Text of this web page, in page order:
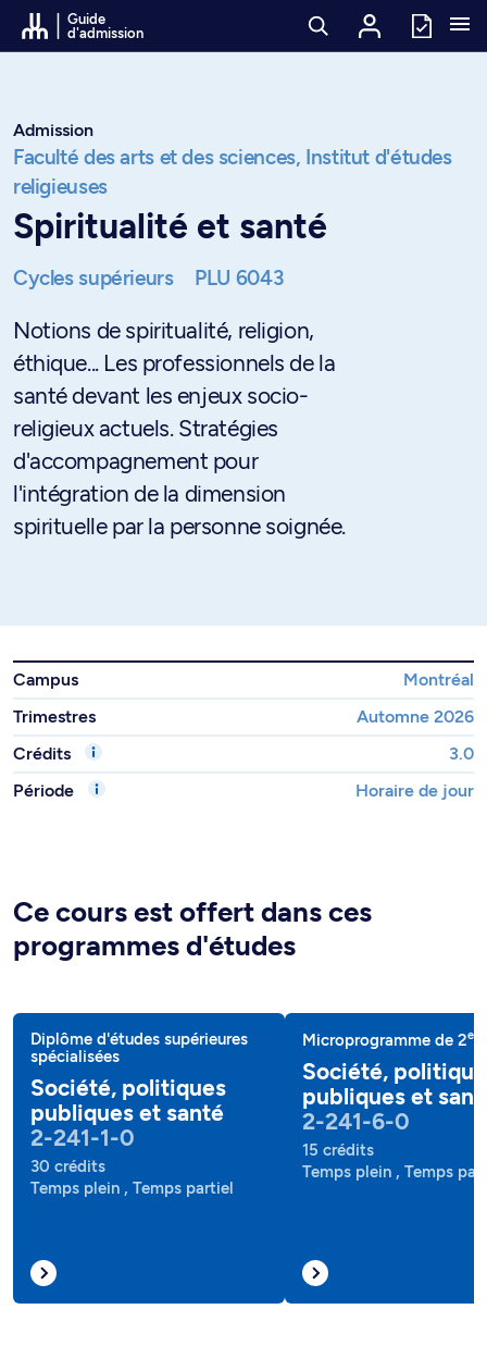
Passer au contenu
Guide
d'admission
Admission
Faculté des arts et des sciences, Institut d'études
religieuses
Spiritualité et santé
Cycles supérieurs PLU 6043
Notions de spiritualité, religion,
éthique... Les professionnels de la
santé devant les enjeux socio-
religieux actuels. Stratégies
d'accompagnement pour
l'intégration de la dimension
spirituelle par la personne soignée.
Campus
Montréal
Trimestres
Automne 2026
Crédits
3.0
Période
Horaire de jour
Ce cours est offert dans ces
programmes d'études
Diplôme d'études supérieures
spécialisées
Société, politiques
publiques et santé
2-241-1-0
30 crédits
Temps plein , Temps partiel
Microprogramme de 2e
Société,
publiques et
2-241-6-0
15 crédits
Temps plein , Temps